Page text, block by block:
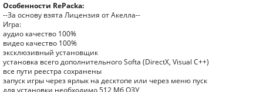
Особенности RePackа:
--За основу взята Лицензия от Акелла--
Игра:
аудио качество 100%
видео качество 100%
эксклюзивный установщик
установка всего дополнительного Softa (DirectX, Visual C++)
все пути реестра сохранены
запуск игры через ярлык на десктопе или через меню пуск
для установки необходимо 512 Мб ОЗУ